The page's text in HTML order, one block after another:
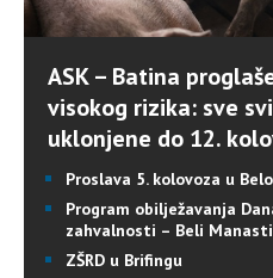
ASK – Batina
visokog rizika: sve
uklonjene do 12.
Proslava 5. kolovoza u
Program obilježavanja
zahvalnosti – Beli
ZŠRD u Brifingu